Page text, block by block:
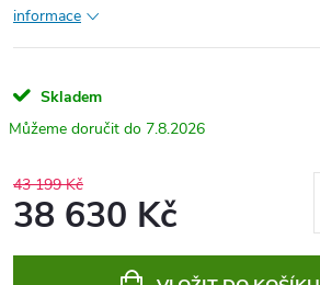
informace
Skladem
7.8.2026
43 199 Kč
38 630 Kč